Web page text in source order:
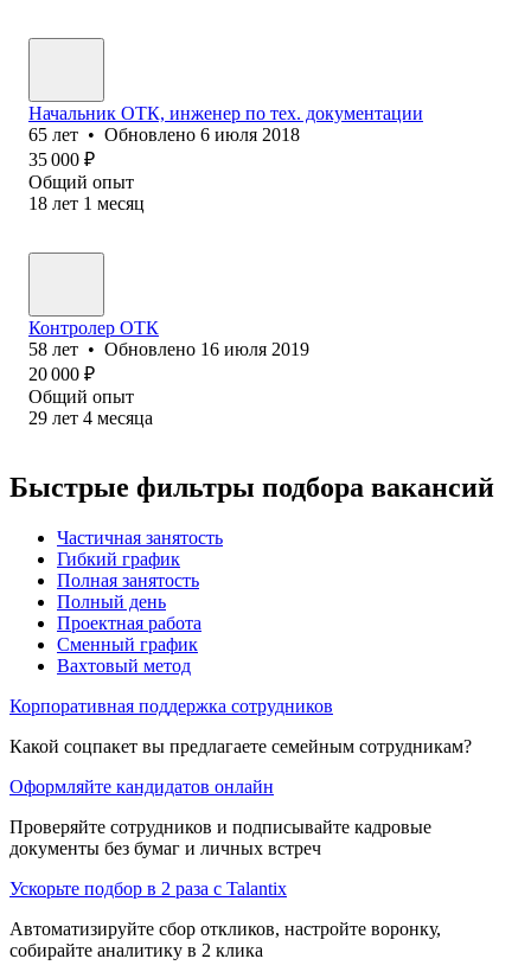
Начальник ОТК, инженер по тех. документации
65 лет • Обновлено 6 июля 2018
35 000 ₽
Общий опыт
18 лет 1 месяц
Контролер ОТК
58 лет • Обновлено 16 июля 2019
20 000 ₽
Общий опыт
29 лет 4 месяца
Быстрые фильтры подбора вакансий
Частичная занятость
Гибкий график
Полная занятость
Полный день
Проектная работа
Сменный график
Вахтовый метод
Корпоративная поддержка сотрудников
Какой соцпакет вы предлагаете семейным сотрудникам?
Оформляйте кандидатов онлайн
Проверяйте сотрудников и подписывайте кадровые
документы без бумаг и личных встреч
Ускорьте подбор в 2 раза с Talantix
Автоматизируйте сбор откликов, настройте воронку,
собирайте аналитику в 2 клика